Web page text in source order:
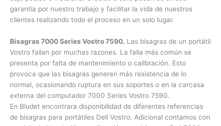
de solicitarla bajo pedido e instalarla. Gracias a esto
podemos ofrecer garantía por nuestro trabajo y facilitar la
vida de nuestros clientes realizando todo el proceso en un
Bisagras 7000 Series Vostro 7590.Las bisagras de un
portátil Vostro fallan por muchas razones. La falla más
común se presenta por falta de mantenimiento o calibración.
Esto provoca que las bisagras generen más resistencia de lo
normal, ocasionando ruptura en sus soportes o en la
carcasa externa del computador 7000 Series Vostro 7590.
En Bludet encontrara disponibilidad de diferentes referencias